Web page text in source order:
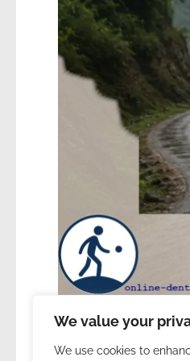
We value your
We use cookies to